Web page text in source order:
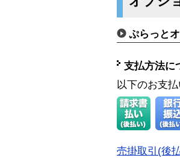
ぷらっと
支払方法に
以下のお支
売掛取引(後